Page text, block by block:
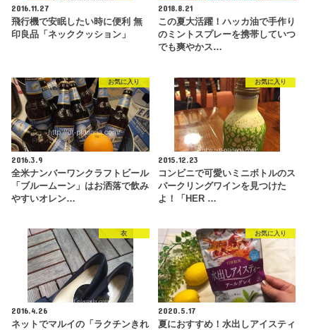
2016.11.27
飛行機で安眠したい時に便利 無
印良品「ネッククッション」
2018.8.21
この夏大活躍！ハッカ油で手作り
のミントスプレーを携帯していつ
でも爽やかス…
お気に入り
2016.3.9
全米ナンバーワンクラフトビール
「ブルームーン」はお洒落で飲み
やすいオレン…
お気に入り
2015.12.23
コンビニで可愛いミニボトルのス
パークリングワインを見つけた
よ！「HER …
衣
2016.4.26
ネットでマルイの「ラクチンきれ
お気に入り
2020.5.17
夏におすすめ！水出しアイスティ